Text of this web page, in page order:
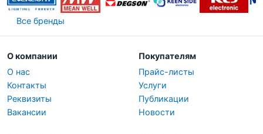
Все бренды
О компании
О нас
Контакты
Реквизиты
Вакансии
Покупателям
Прайс-листы
Услуги
Публикации
Новости